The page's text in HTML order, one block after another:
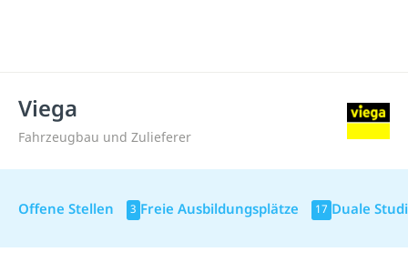
Viega
Fahrzeugbau und Zulieferer
Offene Stellen 3 Freie Ausbildungsplätze 17 Duale